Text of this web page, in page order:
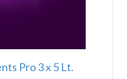
Pro 3 x 5 Lt.